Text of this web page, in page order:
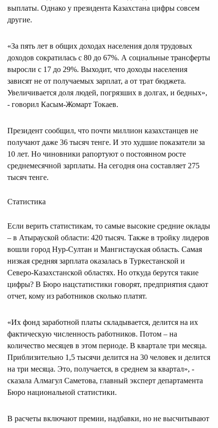
выплаты. Однако у президента Казахстана цифры совсем
другие.
«За пять лет в общих доходах населения доля трудовых
доходов сократилась с 80 до 67%. А социальные трансферты
выросли с 17 до 29%. Выходит, что доходы населения
зависят не от получаемых зарплат, а от трат бюджета.
Увеличивается доля людей, погрязших в долгах, и бедных»,
- говорил Касым-Жомарт Токаев.
Президент сообщил, что почти миллион казахстанцев не
получают даже 36 тысяч тенге. И это худшие показатели за
10 лет. Но чиновники рапортуют о постоянном росте
среднемесячной зарплаты. На сегодня она составляет 275
тысяч тенге.
Статистика
Если верить статистикам, то самые высокие средние оклады
– в Атырауской области: 420 тысяч. Также в тройку лидеров
вошли город Нур-Султан и Мангистауская область. Самая
низкая средняя зарплата оказалась в Туркестанской и
Северо-Казахстанской областях. Но откуда берутся такие
цифры? В Бюро нацстатистики говорят, предприятия сдают
отчет, кому из работников сколько платят.
«Их фонд заработной платы складывается, делится на их
фактическую численность работников. Потом – на
количество месяцев в этом периоде. В квартале три месяца.
Приблизительно 1,5 тысячи делится на 30 человек и делится
на три месяца. Это, получается, в среднем за квартал», -
сказала Алмагул Саметова, главный эксперт департамента
Бюро национальной статистики.
В расчеты включают премии, надбавки, но не высчитывают